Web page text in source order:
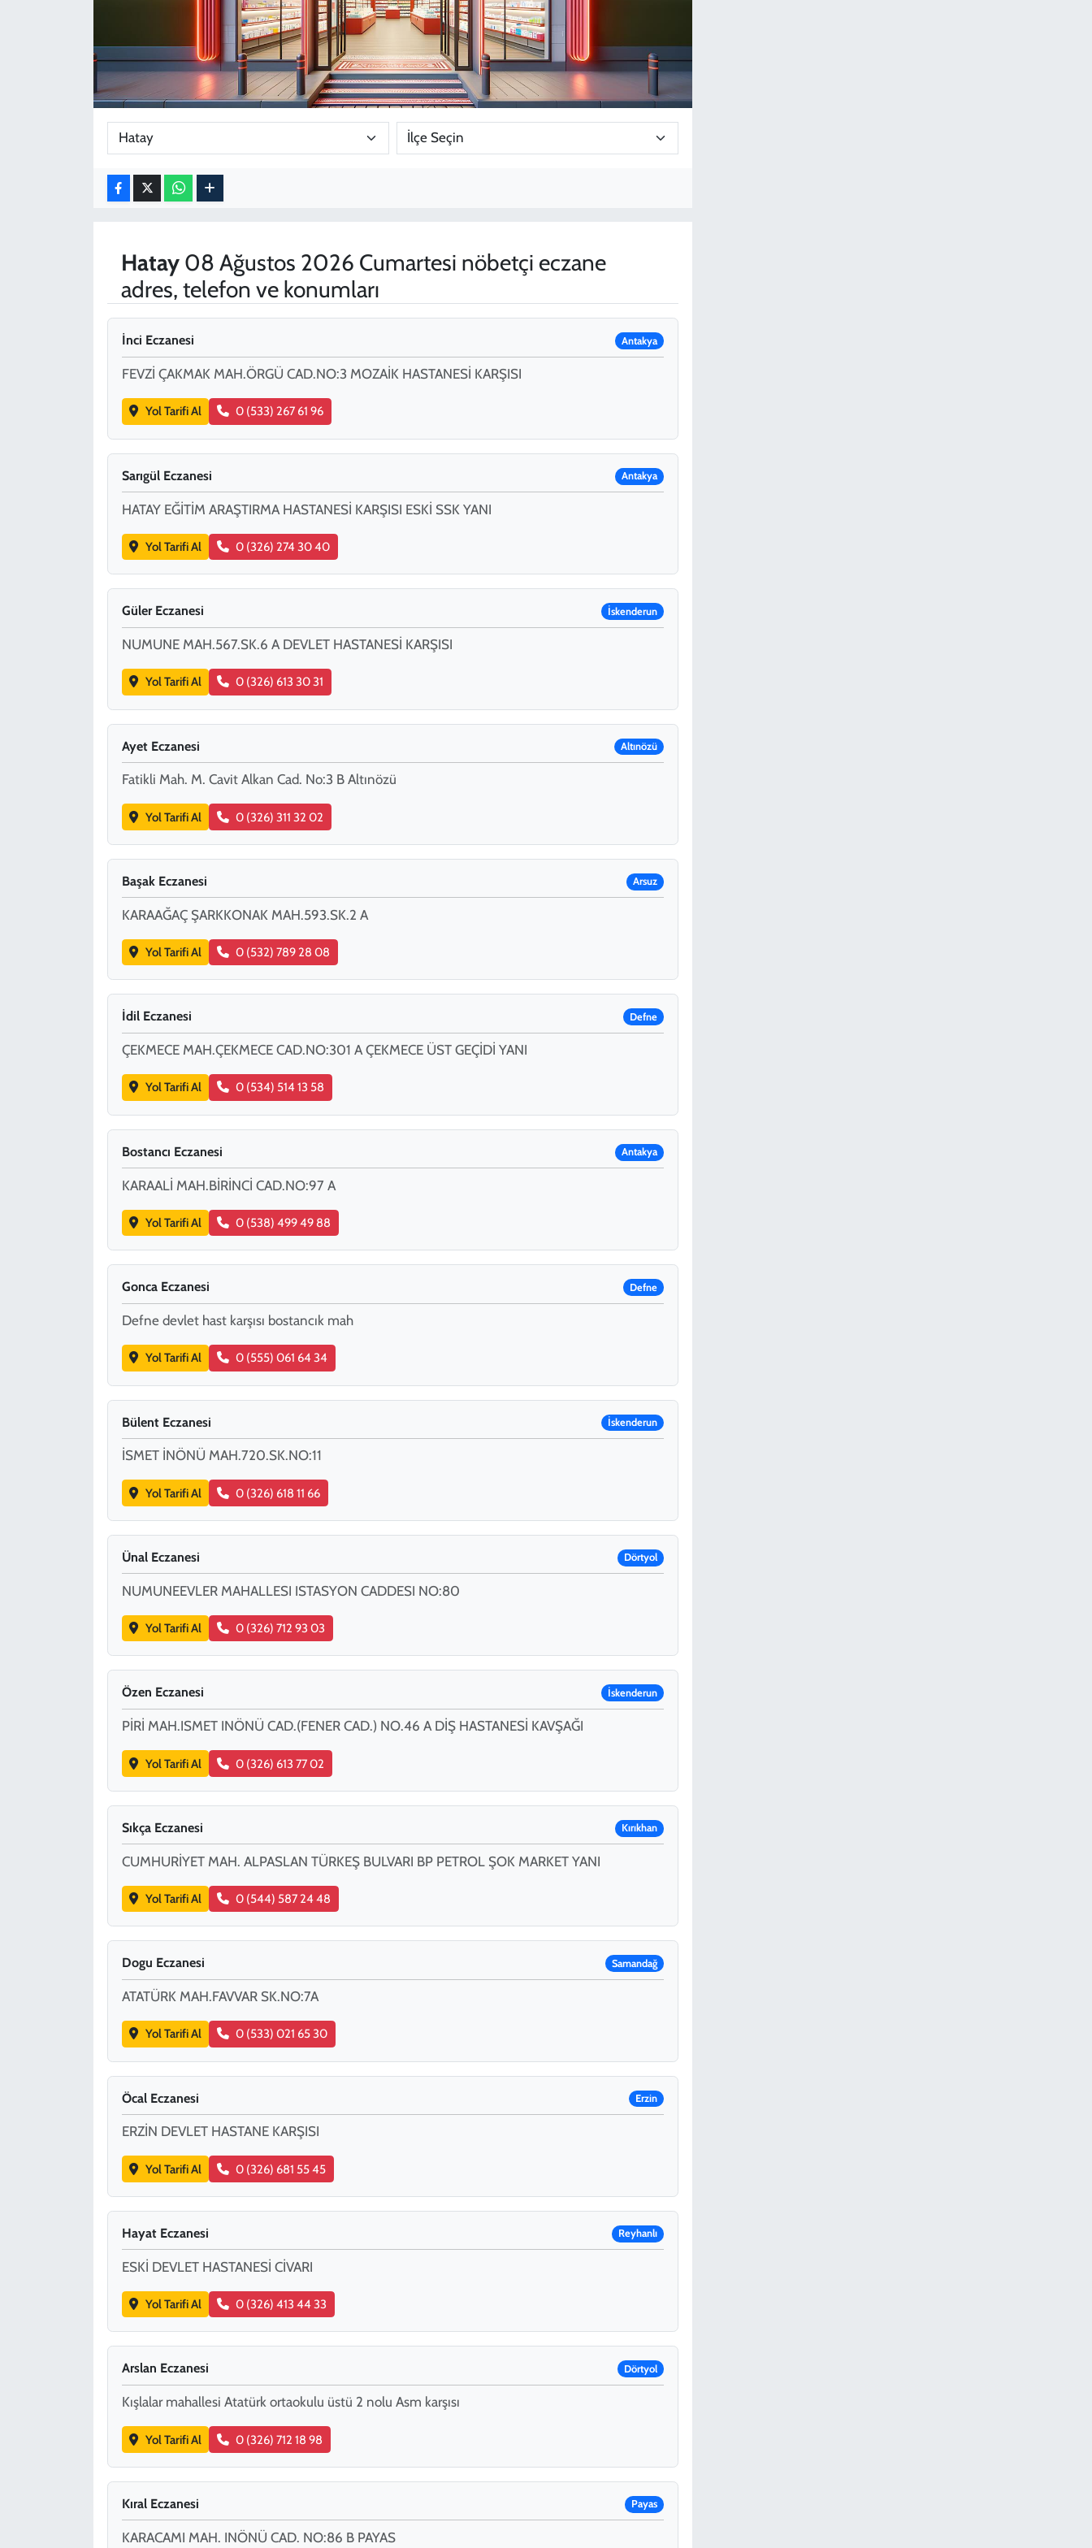
Hatay08 Ağustos 2026 Cumartesi nöbetçi eczane
adres, telefon ve konumları
İnci Eczanesi Antakya
FEVZİ ÇAKMAK MAH.ÖRGÜ CAD.NO:3 MOZAİK HASTANESİ KARŞISI
Yol Tarifi Al 0 (533) 267 61 96
Sarıgül Eczanesi Antakya
HATAY EĞİTİM ARAŞTIRMA HASTANESİ KARŞISI ESKİ SSK YANI
Yol Tarifi Al 0 (326) 274 30 40
Güler Eczanesi İskenderun
NUMUNE MAH.567.SK.6 A DEVLET HASTANESİ KARŞISI
Yol Tarifi Al 0 (326) 613 30 31
Ayet Eczanesi Altınözü
Fatikli Mah. M. Cavit Alkan Cad. No:3 B Altınözü
Yol Tarifi Al 0 (326) 311 32 02
Başak Eczanesi Arsuz
KARAAĞAÇ ŞARKKONAK MAH.593.SK.2 A
Yol Tarifi Al 0 (532) 789 28 08
İdil Eczanesi Defne
ÇEKMECE MAH.ÇEKMECE CAD.NO:301 A ÇEKMECE ÜST GEÇİDİ YANI
Yol Tarifi Al 0 (534) 514 13 58
Bostancı Eczanesi Antakya
KARAALİ MAH.BİRİNCİ CAD.NO:97 A
Yol Tarifi Al 0 (538) 499 49 88
Gonca Eczanesi Defne
Defne devlet hast karşısı bostancık mah
Yol Tarifi Al 0 (555) 061 64 34
Bülent Eczanesi İskenderun
İSMET İNÖNÜ MAH.720.SK.NO:11
Yol Tarifi Al 0 (326) 618 11 66
Ünal Eczanesi Dörtyol
NUMUNEEVLER MAHALLESI ISTASYON CADDESI NO:80
Yol Tarifi Al 0 (326) 712 93 03
Özen Eczanesi İskenderun
PİRİ MAH.ISMET INÖNÜ CAD.(FENER CAD.) NO.46 A DİŞ HASTANESİ KAVŞAĞI
Yol Tarifi Al 0 (326) 613 77 02
Sıkça Eczanesi Kırıkhan
CUMHURİYET MAH. ALPASLAN TÜRKEŞ BULVARI BP PETROL ŞOK MARKET YANI
Yol Tarifi Al 0 (544) 587 24 48
Dogu Eczanesi Samandağ
ATATÜRK MAH.FAVVAR SK.NO:7A
Yol Tarifi Al 0 (533) 021 65 30
Öcal Eczanesi Erzin
ERZİN DEVLET HASTANE KARŞISI
Yol Tarifi Al 0 (326) 681 55 45
Hayat Eczanesi Reyhanlı
ESKİ DEVLET HASTANESİ CİVARI
Yol Tarifi Al 0 (326) 413 44 33
Arslan Eczanesi Dörtyol
Kışlalar mahallesi Atatürk ortaokulu üstü 2 nolu Asm karşısı
Yol Tarifi Al 0 (326) 712 18 98
Kıral Eczanesi Payas
KARACAMI MAH. INÖNÜ CAD. NO:86 B PAYAS
YAZARLAR